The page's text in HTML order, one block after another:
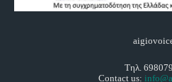
Τηλ.
Contact us: